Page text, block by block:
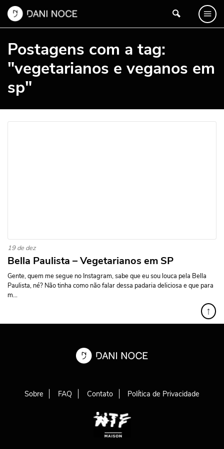
Postagens com a tag:
"vegetarianos e veganos em
sp"
19 de dez
Bella Paulista – Vegetarianos em SP
Gente, quem me segue no Instagram, sabe que eu sou louca pela Bella
Paulista, né? Não tinha como não falar dessa padaria deliciosa e que para
m...
↑
Sobre FAQ Contato Política de Privacidade